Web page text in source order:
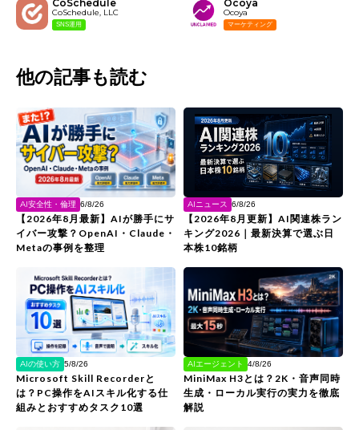
CoSchedule
CoSchedule, LLC
SNS運用
Ocoya
Ocoya
マーケティング
他の記事も読む
AI安全性・倫理 6/8/26
【2026年8月最新】AIが勝手にサ
イバー攻撃？OpenAI・Claude・
Metaの事例を整理
AIニュース 6/8/26
【2026年8月更新】AI関連株ラン
キング2026｜最新決算で選ぶ日
本株10銘柄
AIの使い方 5/8/26
Microsoft Skill Recorderと
は？PC操作をAIスキル化する仕
組みとおすすめタスク10選
AIエージェント 4/8/26
MiniMax H3とは？2K・音声同時
生成・ローカル実行の実力を徹底
解説